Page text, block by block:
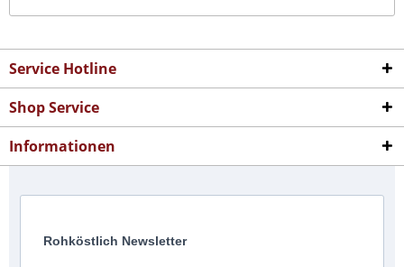
Service Hotline
Shop Service
Informationen
Rohköstlich Newsletter